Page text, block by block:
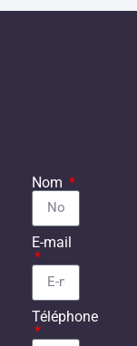
Nom
E-mail
Téléphone